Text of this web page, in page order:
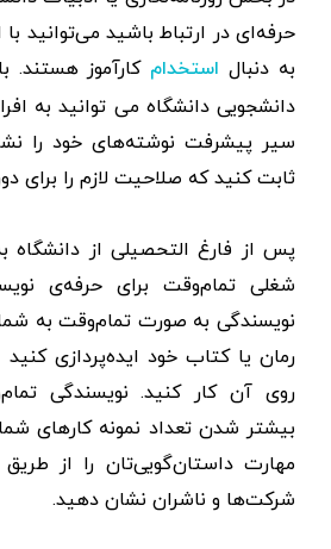
حرفه‌ای در ارتباط باشید می‌توانید
به دنبال استخدام کارآموز هستند.
دانشجویی دانشگاه می توانید به
سیر پیشرفت نوشته‌های خود را
ثابت کنید که صلاحیت لازم را برای
پس از فارغ التحصیلی از
شغلی تمام‌وقت برای حرفه‌ی
نویسندگی به صورت تمام‌وقت به
رمان یا کتاب خود ایده‌پردازی
روی آن کار کنید. نویسندگی
بیشتر شدن تعداد نمونه کارهای
مهارت داستان‌گویی‌تان را از طریق
شرکت‌ها و ناشران نشان دهید.